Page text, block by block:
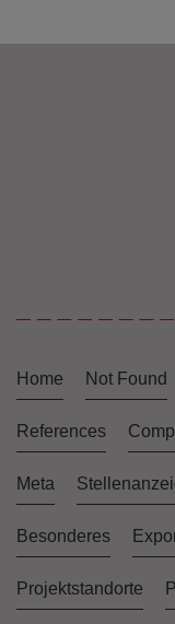
Home Not Found
References
Meta
Besonderes
Projektstandorte